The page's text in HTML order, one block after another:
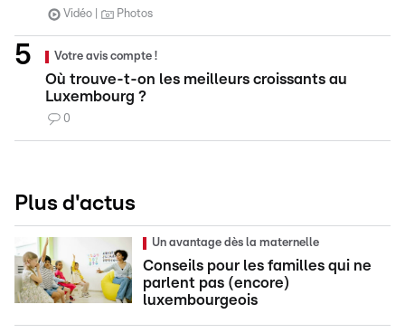
Vidéo Photos
Votre avis compte !
Où trouve-t-on les meilleurs croissants au
Luxembourg ?
0
Plus d'actus
Un avantage dès la maternelle
Conseils pour les familles qui ne
parlent pas (encore)
luxembourgeois